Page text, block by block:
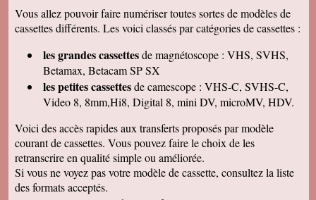
parlerai de vous si l'occasion se présente.
Cordialement.
Merci beaucoup et félicitations pour le suivi de
vos clients. Je ne manquerai pas de vous
contacter pour vous donner des nouvelles.
Cordialement
Chantal S
beau souvenir de mes parents merci beaucoup
tres cordialement
Jean V
Toutes mes felicitations. Tout est parfait :
accueil, suivi, traitement et résultat de mes
transferts de cassettes vhs. Merci merci ! A très
Vous allez pouvoir faire numériser toutes sortes de modèles de
cassettes différents. Les voici classés par catégories de cassettes :
les grandes cassettesde magnétoscope : VHS, SVHS,
Betamax, Betacam SP SX
les petites cassettesde camescope : VHS-C, SVHS-C,
Video 8, 8mm,Hi8, Digital 8, mini DV, microMV, HDV.
Voici des accès rapides aux transferts proposés par modèle
courant de cassettes. Vous pouvez faire le choix de les
retranscrire en qualité simple ou améliorée.
Si vous ne voyez pas votre modèle de cassette, consultez la liste
des formats acceptés.